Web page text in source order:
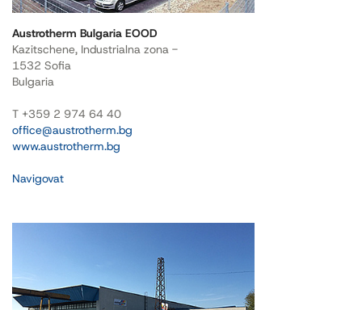
Austrotherm Bulgaria EOOD
Kazitschene, Industrialna zona -
1532 Sofia
Bulgaria
T +359 2 974 64 40
office@austrotherm.bg
www.austrotherm.bg
Navigovat